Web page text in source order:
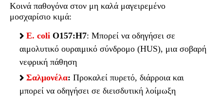
Κοινά παθογόνα στον μη καλά μαγειρεμένο
μοσχαρίσιο κιμά:
E. coli O157:H7: Μπορεί να οδηγήσει σε
αιμολυτικό ουραιμικό σύνδρομο (HUS), μια σοβαρή
νεφρική πάθηση
Σαλμονέλα: Προκαλεί πυρετό, διάρροια και
μπορεί να οδηγήσει σε διεισδυτική λοίμωξη